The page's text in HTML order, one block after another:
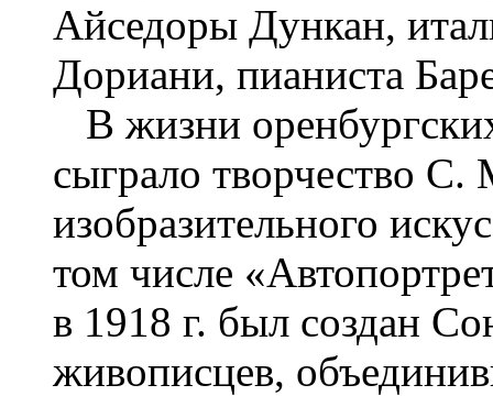
Айседоры Дункан,
Дориани, пианиста
В жизни
сыграло творчество
изобразительного
том числе
в 1918 г. был создан
живописцев,